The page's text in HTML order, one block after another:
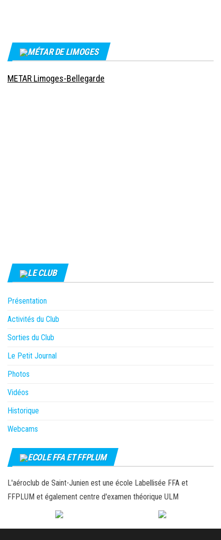
MÉTAR DE LIMOGES
METAR Limoges-Bellegarde
LE CLUB
Présentation
Activités du Club
Sorties du Club
Le Petit Journal
Photos
Vidéos
Historique
Webcams
ECOLE FFA ET FFPLUM
L'aéroclub de Saint-Junien est une école Labellisée FFA et
FFPLUM et également centre d'examen théorique ULM